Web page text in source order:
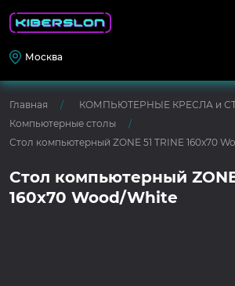
Москва
Главная
КОМПЬЮТЕРНЫЕ КРЕСЛА и
Компьютерные столы
Стол компьютерный ZONE 51 TRINE 160x70
Стол компьютерный ZONE
160x70 Wood/White